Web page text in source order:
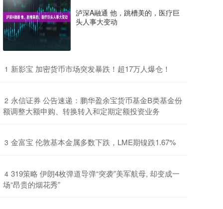
泸深A融通 他，跳槽美的，医疗巨
头人事大变动
1 ​新影宝 加密货币市场突发暴跌！超17万人爆仓！
2 ​永信证券 公告速递：鹏华盈余宝货币基金B类基金份
额调整大额申购、转换转入和定期定额投资业务
3 ​金富宝 伦敦基本金属多数下跌，LME期镍跌1.67%
4 ​319策略 伊朗4枚弹道导弹“突袭”美军航母, 却变成一
场“昂贵的烟花秀”